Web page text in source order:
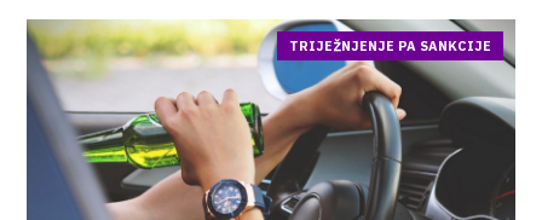
TRIJEŽNJENJE PA SANKCIJE